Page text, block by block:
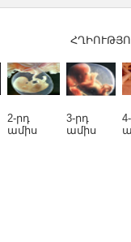
2-րդ
ամիս
3-րդ
ամիս